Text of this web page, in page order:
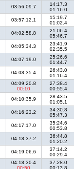
03:56:09.7
14:17.3
01:16.0
03:57:12.1
15:19.7
01:02.4
04:02:58.8
21:06.4
05:46.7
04:05:34.3
23:41.9
02:35.5
04:07:19.0
25:26.6
01:44.7
04:08:35.4
26:43.0
01:16.4
04:09:20.8
00:10
27:38.4
00:55.4
04:10:35.9
28:43.5
01:05.1
04:16:23.2
34:30.8
05:47.3
04:17:17.0
35:24.6
00:53.8
04:18:37.2
36:44.8
01:20.2
04:19:06.6
37:14.2
00:29.4
04:18:30.4
37:28.0